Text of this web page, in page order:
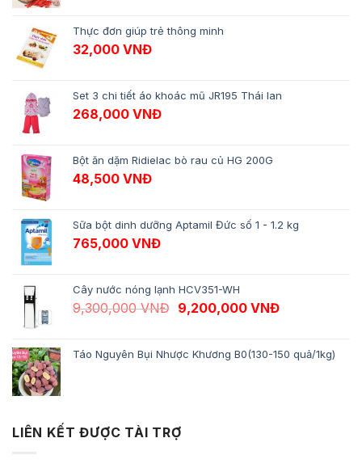
Thực đơn giúp trẻ thông minh
32,000 VNĐ
Set 3 chi tiết áo khoác mũ JR195 Thái lan
268,000 VNĐ
Bột ăn dặm Ridielac bò rau củ HG 200G
48,500 VNĐ
Sữa bột dinh dưỡng Aptamil Đức số 1 - 1.2 kg
765,000 VNĐ
Cây nước nóng lạnh HCV351-WH
9,300,000VNĐ Giá gốc là: 9,300,000 VNĐ.
9,200,000 VNĐGiá hiện tại
Táo Nguyên Bụi Nhược Khương B0(130-150 quả/1kg)
LIÊN KẾT ĐƯỢC TÀI TRỢ